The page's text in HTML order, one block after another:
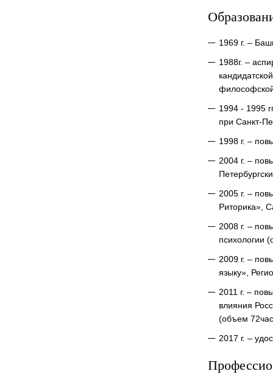
1969 г. –
1988г. –
1994 - 1995
при Санкт-
1998 г. –
2004 г. –
2005 г. –
Риторика»,
2008 г. –
психологии
2009 г. –
языку»,
2011 г. –
влияния
(объем
2017 г. –